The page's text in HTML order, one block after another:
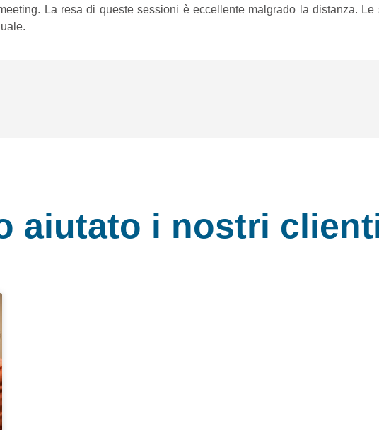
La resa di queste sessioni è eccellente malgrado la distanza.
aiutato i nostri